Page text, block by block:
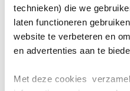
technieken) die we
laten functioneren
website te verbeteren en
en advertenties aan te
Met deze cookies